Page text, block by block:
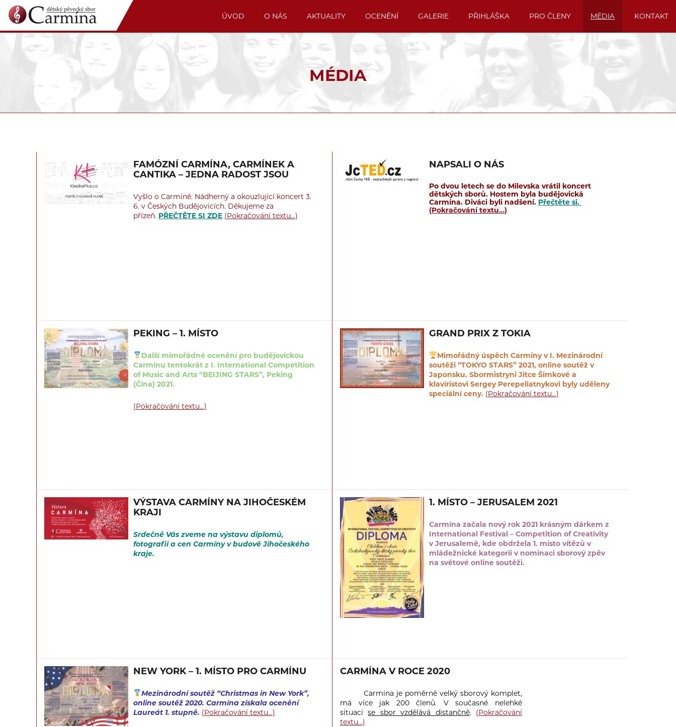
ÚVOD O NÁS AKTUALITY OCENĚNÍ GALERIE PŘIHLÁŠKA PRO ČLENY MÉDIA KONTAKT
MÉDIA
FAMÓZNÍ CARMÍNA, CARMÍNEK A
CANTIKA – JEDNA RADOST JSOU
Vyšlo o Carmíně. Nádherný a okouzlující koncert 3.
6. v Českých Budějovicích. Děkujeme za
přízeň. PŘEČTĚTE SI ZDE (Pokračování textu…)
NAPSALI O NÁS
Po dvou letech se do Milevska vrátil koncert
dětských sborů. Hostem byla budějovická
Carmína. Diváci byli nadšení. Přečtěte si.
(Pokračování textu…)
PEKING – 1. MÍSTO
Další mimořádné ocenění pro budějovickou
Carmínu tentokrát z I. International Competition
of Music and Arts “BEIJING STARS”, Peking
(Čína) 2021.
(Pokračování textu…)
GRAND PRIX Z TOKIA
Mimořádný úspěch Carmíny v I. Mezinárodní
soutěži “TOKYO STARS” 2021, online soutěž v
Japonsku. Sbormistryni Jitce Šimkové a
klavíristovi Sergey Perepeliatnykovi byly uděleny
speciální ceny. (Pokračování textu…)
VÝSTAVA CARMÍNY NA JIHOČESKÉM
KRAJI
Srdečně Vás zveme na výstavu diplomů,
fotografií a cen Carmíny v budově Jihočeského
kraje.
1. MÍSTO – JERUSALEM 2021
Carmína začala nový rok 2021 krásným dárkem z
International Festival – Competition of Creativity
v Jerusalemě, kde obdržela 1. místo vítězů v
mládežnické kategorii v nominaci sborový zpěv
na světové online soutěži.
NEW YORK – 1. MÍSTO PRO CARMÍNU
Mezinárodní soutěž “Christmas in New York”,
online soutěž 2020. Carmína získala ocenění
Laureát 1. stupně. (Pokračování textu…)
CARMÍNA V ROCE 2020
Carmína je poměrně velký sborový komplet,
má více jak 200 členů. V současné nelehké
situacise sbor vzdělává distančně. (Pokračování
textu…)